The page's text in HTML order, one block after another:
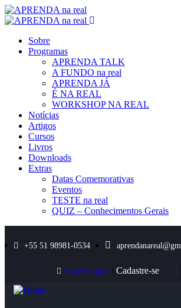
Sobre
Programas
APRENDA TALK
A FUNDO na real
APRENDA JÁ
É NA REAL
WORKSHOP NA REAL
Notícias
Artigos
Cursos
Livros
Downloads
Extras
Datas Comemorativas
Eventos
TESTE na real
QUIZ – Conhecimentos Gerais
+55 51 98981-0534
Fazer Login / Cadastre-se